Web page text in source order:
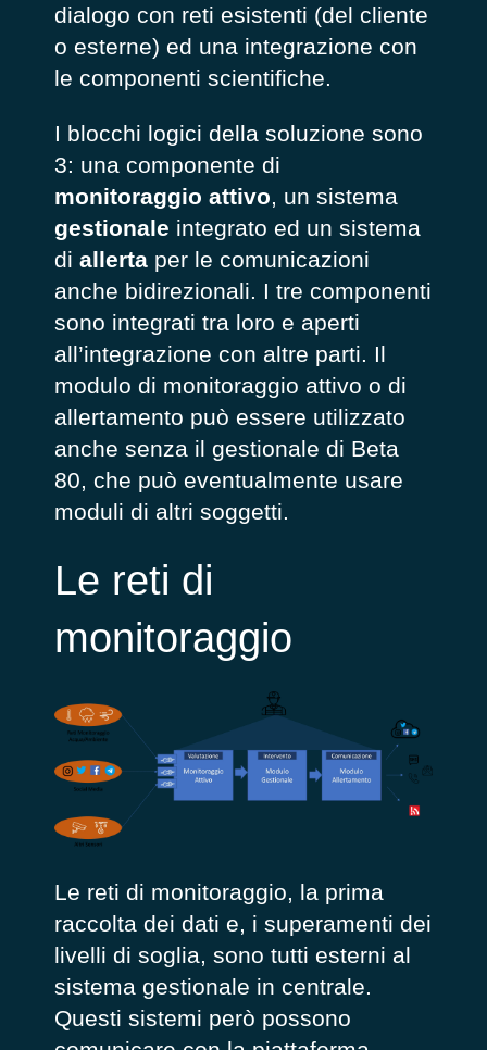
dialogo con reti esistenti (del cliente
o esterne) ed una integrazione con
le componenti scientifiche.
I blocchi logici della soluzione sono
3: una componente di
monitoraggio attivo, un sistema
gestionale integrato ed un sistema
di allertaper le comunicazioni
anche bidirezionali. I tre componenti
sono integrati tra loro e aperti
all’integrazione con altre parti. Il
modulo di monitoraggio attivo o di
allertamento può essere utilizzato
anche senza il gestionale di Beta
80, che può eventualmente usare
moduli di altri soggetti.
Le reti di
monitoraggio
Le reti di monitoraggio, la prima
raccolta dei dati e, i superamenti dei
livelli di soglia, sono tutti esterni al
sistema gestionale in centrale.
Questi sistemi però possono